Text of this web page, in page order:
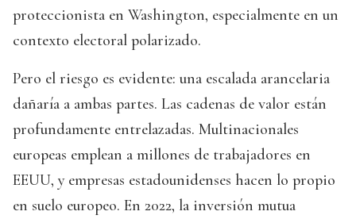
proteccionista en Washington, especialmente en un
contexto electoral polarizado.
Pero el riesgo es evidente: una escalada arancelaria
dañaría a ambas partes. Las cadenas de valor están
profundamente entrelazadas. Multinacionales
europeas emplean a millones de trabajadores en
EEUU, y empresas estadounidenses hacen lo propio
en suelo europeo. En 2022, la inversión mutua